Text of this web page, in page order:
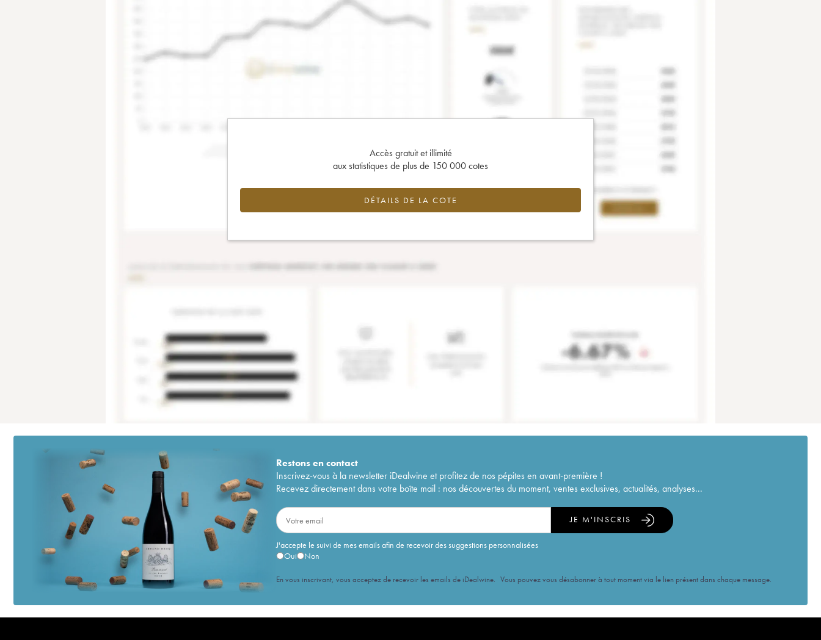
Accès gratuit et illimité
aux statistiques de plus de 150 000 cotes
DÉTAILS DE LA COTE
Restons encontact
Inscrivez-vous à la newsletter iDealwine et profitez de nos pépites en avant-première !
Recevez directement dans votre boîte mail : nos découvertes du moment, ventes exclusives, actualités, analyses...
J'accepte le suivi de mes emails afin de recevoir des suggestions personnalisées
Oui
Non
JE M'INSCRIS
En vous inscrivant, vous acceptez de recevoir les emails de iDealwine. Vous pouvez vous désabonner à tout moment via le lien présent dans chaque message.